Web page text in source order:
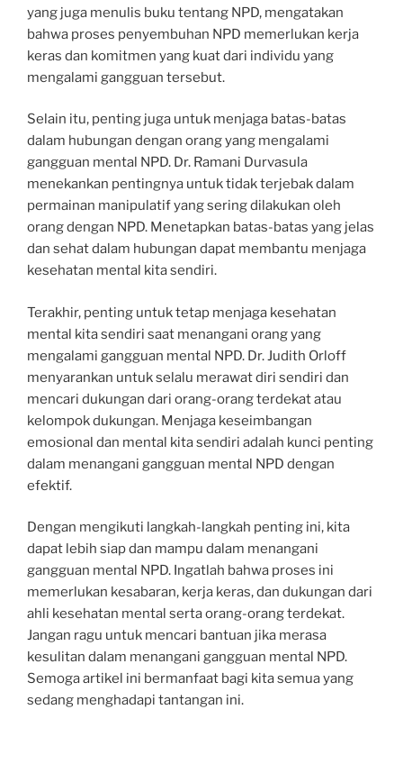
yang juga menulis buku tentang NPD, mengatakan
bahwa proses penyembuhan NPD memerlukan kerja
keras dan komitmen yang kuat dari individu yang
mengalami gangguan tersebut.
Selain itu, penting juga untuk menjaga batas-batas
dalam hubungan dengan orang yang mengalami
gangguan mental NPD. Dr. Ramani Durvasula
menekankan pentingnya untuk tidak terjebak dalam
permainan manipulatif yang sering dilakukan oleh
orang dengan NPD. Menetapkan batas-batas yang jelas
dan sehat dalam hubungan dapat membantu menjaga
kesehatan mental kita sendiri.
Terakhir, penting untuk tetap menjaga kesehatan
mental kita sendiri saat menangani orang yang
mengalami gangguan mental NPD. Dr. Judith Orloff
menyarankan untuk selalu merawat diri sendiri dan
mencari dukungan dari orang-orang terdekat atau
kelompok dukungan. Menjaga keseimbangan
emosional dan mental kita sendiri adalah kunci penting
dalam menangani gangguan mental NPD dengan
efektif.
Dengan mengikuti langkah-langkah penting ini, kita
dapat lebih siap dan mampu dalam menangani
gangguan mental NPD. Ingatlah bahwa proses ini
memerlukan kesabaran, kerja keras, dan dukungan dari
ahli kesehatan mental serta orang-orang terdekat.
Jangan ragu untuk mencari bantuan jika merasa
kesulitan dalam menangani gangguan mental NPD.
Semoga artikel ini bermanfaat bagi kita semua yang
sedang menghadapi tantangan ini.